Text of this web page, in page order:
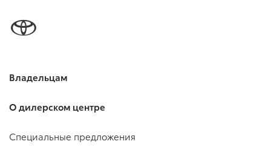
Владельцам
О дилерском центре
Специальные предложения